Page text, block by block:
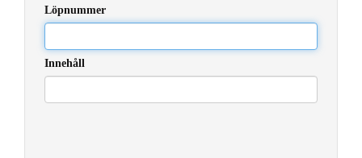
Löpnummer
Innehåll